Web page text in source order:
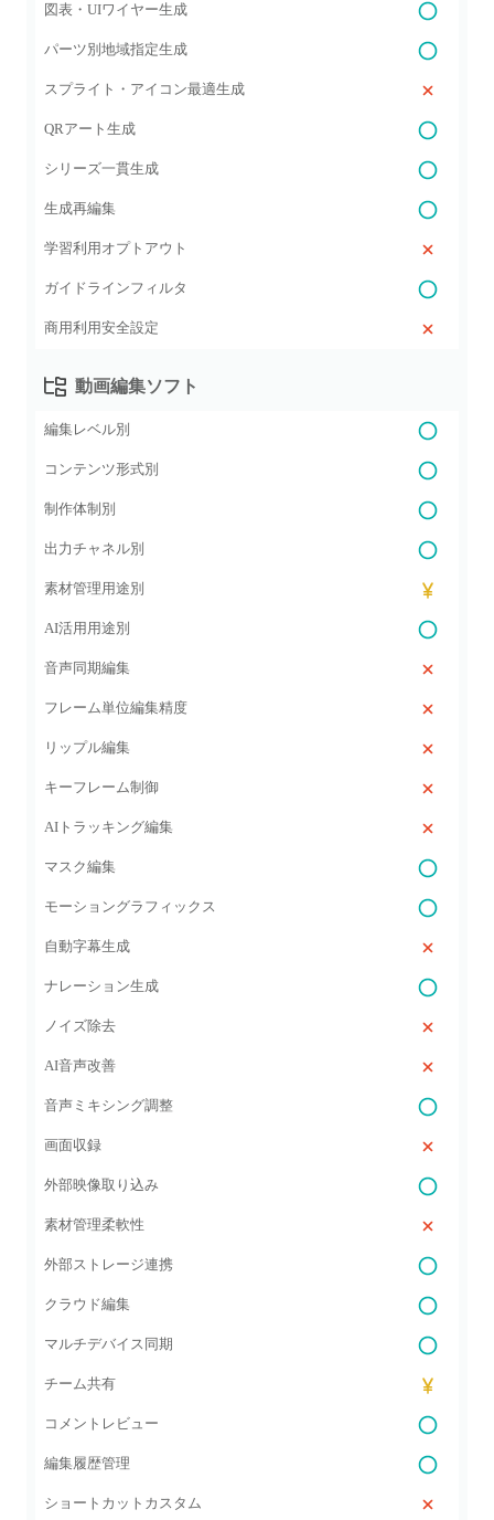
図表・UIワイヤー生成
パーツ別地域指定生成
スプライト・アイコン最適生成
QRアート生成
シリーズ一貫生成
生成再編集
学習利用オプトアウト
ガイドラインフィルタ
商用利用安全設定
動画編集ソフト
編集レベル別
コンテンツ形式別
制作体制別
出力チャネル別
素材管理用途別
AI活用用途別
音声同期編集
フレーム単位編集精度
リップル編集
キーフレーム制御
AIトラッキング編集
マスク編集
モーショングラフィックス
自動字幕生成
ナレーション生成
ノイズ除去
AI音声改善
音声ミキシング調整
画面収録
外部映像取り込み
素材管理柔軟性
外部ストレージ連携
クラウド編集
マルチデバイス同期
チーム共有
コメントレビュー
編集履歴管理
ショートカットカスタム